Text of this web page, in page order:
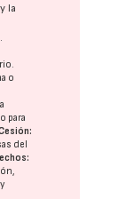
y la
o
para
del